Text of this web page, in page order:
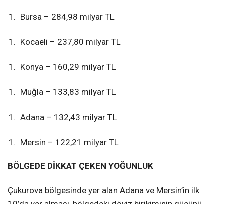
Bursa – 284,98 milyar TL
Kocaeli – 237,80 milyar TL
Konya – 160,29 milyar TL
Muğla – 133,83 milyar TL
Adana – 132,43 milyar TL
Mersin – 122,21 milyar TL
BÖLGEDE DİKKAT ÇEKEN YOĞUNLUK
Çukurova bölgesinde yer alan Adana ve Mersin’in ilk